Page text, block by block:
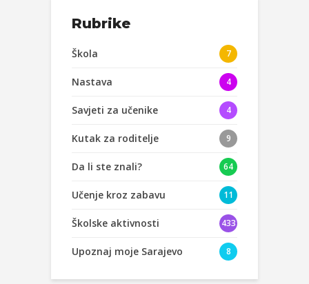
Rubrike
Škola 7
Nastava 4
Savjeti za učenike 4
Kutak za roditelje 9
Da li ste znali? 64
Učenje kroz zabavu 11
Školske aktivnosti 433
Upoznaj moje Sarajevo 8